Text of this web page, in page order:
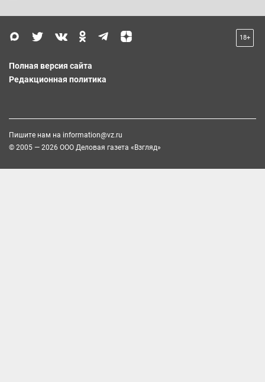
18+
Полная версия сайта
Редакционная политика
Пишите нам на information@vz.ru
© 2005 — 2026 ООО Деловая газета «Взгляд»